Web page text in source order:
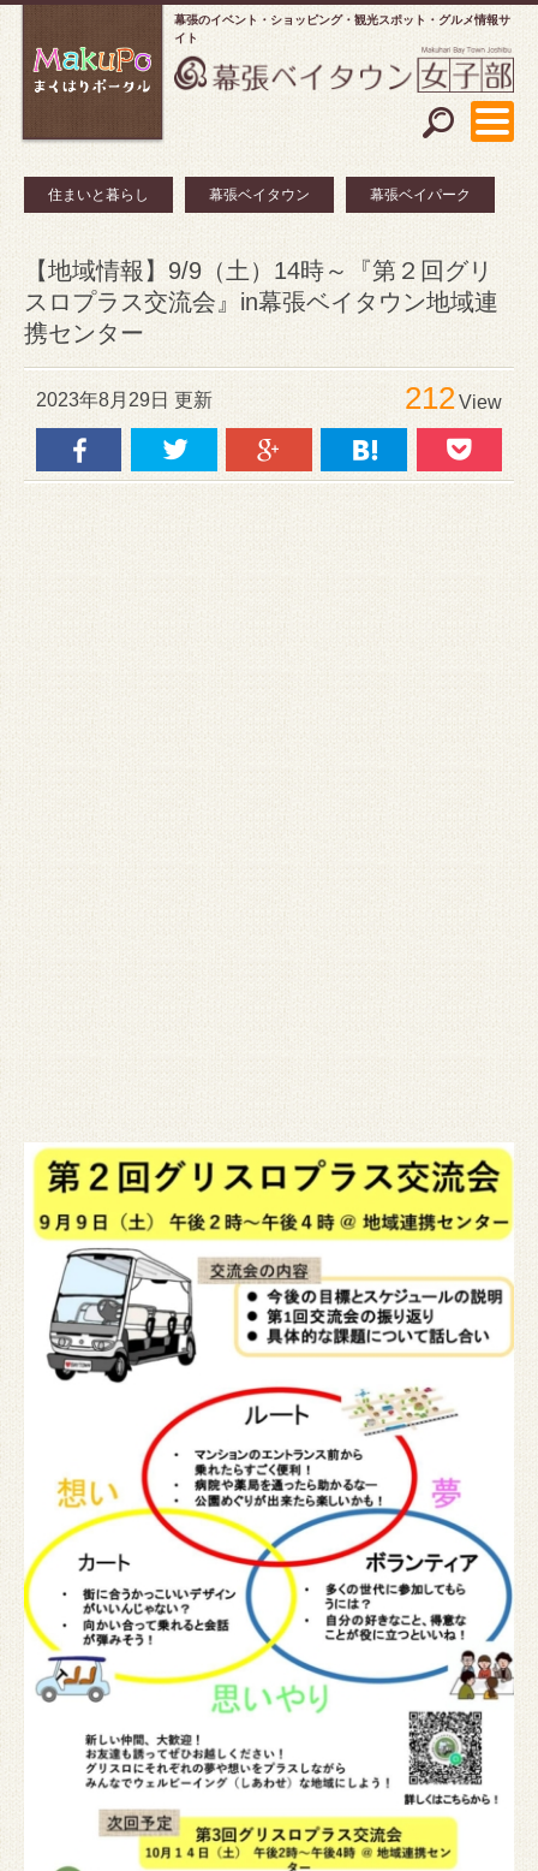
幕張のイベント・ショッピング
観光スポット・グルメ情報サ
イト
住まいと暮らし 幕張ベイタウン 幕張ベイパーク
【地域情報】9/9（土）14時～『第２回グリ
スロプラス交流会』in幕張ベイタウン地域連
携センター
2023年8月29日 更新 212View